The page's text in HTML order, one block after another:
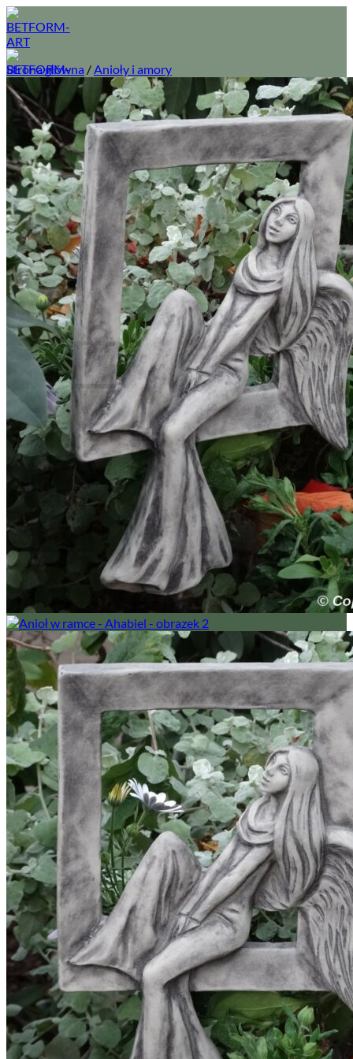
Przewiń
do
zawartości
O nas
Sklep
Wszystkie figury betonowe do ogrodu
Donice ogrodowe z betonu
Fontanny betonowe do ogrodu
Usługi
Regulamin
Prawa autorskie
Kontakt
Logowanie
Koszyk /0,00 zł0
Brak produktów w koszyku.
Wróć do sklepu
0
Brak produktów w koszyku.
Wróć do sklepu
Strona główna /Anioły i amory